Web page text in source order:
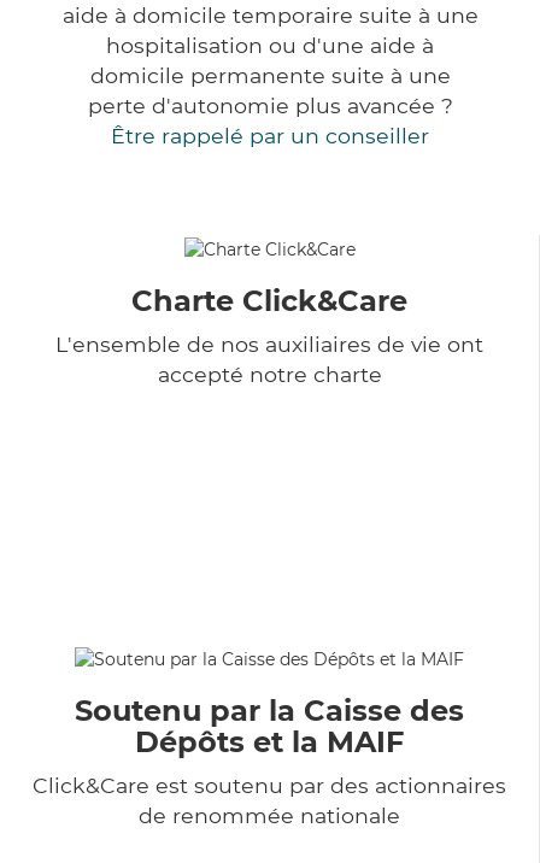
aide à domicile temporaire suite à une
hospitalisation ou d'une aide à
domicile permanente suite à une
perte d'autonomie plus avancée ?
Être rappelé par un conseiller
Charte Click&Care
L'ensemble de nos auxiliaires de vie ont
accepté notre charte
Soutenu par la Caisse des
Dépôts et la MAIF
Click&Care est soutenu par des actionnaires
de renommée nationale